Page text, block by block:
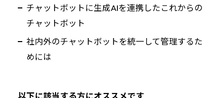
チャットボットに生成AIを連携したこれからの
チャットボット
社内外のチャットボットを統一して管理するた
めには